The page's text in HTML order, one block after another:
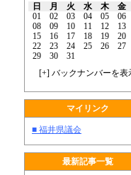
日 月 火 水 木 金
01
02 03 04 05 06
08
09 10 11 12 13
15
16 17 18 19 20
22
23 24 25 26 27
29
30
31
[+] バックナンバーを表
マイリンク
■ 福井県議会
最新記事一覧